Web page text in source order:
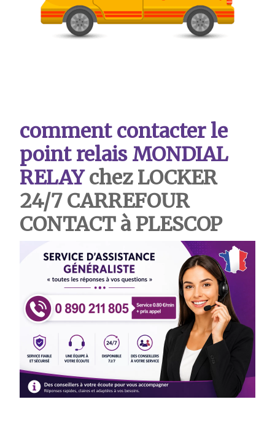
comment contacter le
point relais MONDIAL
RELAYchez LOCKER
24/7 CARREFOUR
CONTACT à PLESCOP